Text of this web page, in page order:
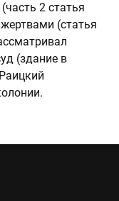
2 статья
(статья
(здание в